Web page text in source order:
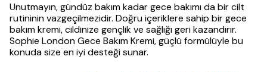
Unutmayın, gündüz bakım kadar gece bakımı da bir cilt
rutininin vazgeçilmezidir. Doğru içeriklere sahip bir gece
bakım kremi, cildinize gençlik ve sağlığı geri kazandırır.
Sophie London Gece Bakım Kremi, güçlü formülüyle bu
konuda size en iyi desteği sunar.